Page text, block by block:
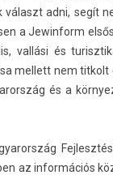
adni, segít
a Jewin­form
vallási és
mel­lett nem
és a
az in­for­mációs